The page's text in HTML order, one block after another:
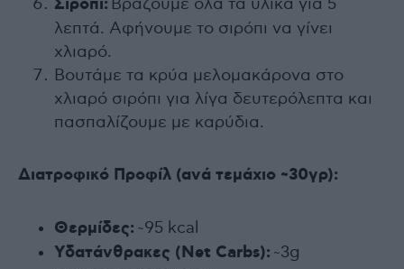
Σιρόπι: Βράζουμε όλα τα υλικά για 5
λεπτά. Αφήνουμε το σιρόπι να γίνει
χλιαρό.
Βουτάμε τα κρύα μελομακάρονα στο
χλιαρό σιρόπι για λίγα δευτερόλεπτα και
πασπαλίζουμε με καρύδια.
Διατροφικό Προφίλ (ανά τεμάχιο ~30γρ):
Θερμίδες: ~95 kcal
Υδατάνθρακες (Net Carbs): ~3g